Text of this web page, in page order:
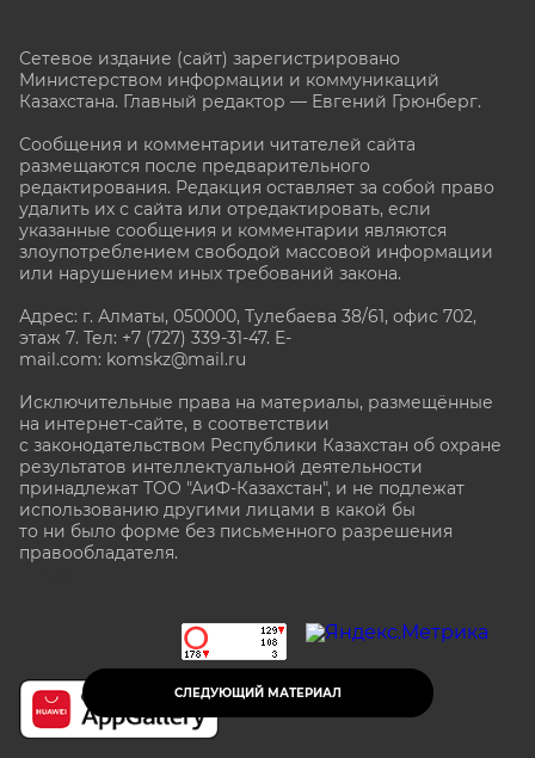
СЛЕДУЮЩИЙ МАТЕРИАЛ
Сетевое издание (сайт) зарегистрировано
Министерством информации и коммуникаций
Казахстана. Главный редактор — Евгений Грюнберг.
Сообщения и комментарии читателей сайта
размещаются после предварительного
редактирования. Редакция оставляет за собой право
удалить их с сайта или отредактировать, если
указанные сообщения и комментарии являются
злоупотреблением свободой массовой информации
или нарушением иных требований закона.
Адрес: г. Алматы, 050000, Тулебаева 38/61, офис 702,
этаж 7. Тел: +7 (727) 339-31-47. E-
mail.com: komskz@mail.ru
Исключительные права на материалы, размещённые
на интернет-сайте, в соответствии
с законодательством Республики Казахстан об охране
результатов интеллектуальной деятельности
принадлежат ТОО "АиФ-Казахстан", и не подлежат
использованию другими лицами в какой бы
то ни было форме без письменного разрешения
правообладателя.
16+